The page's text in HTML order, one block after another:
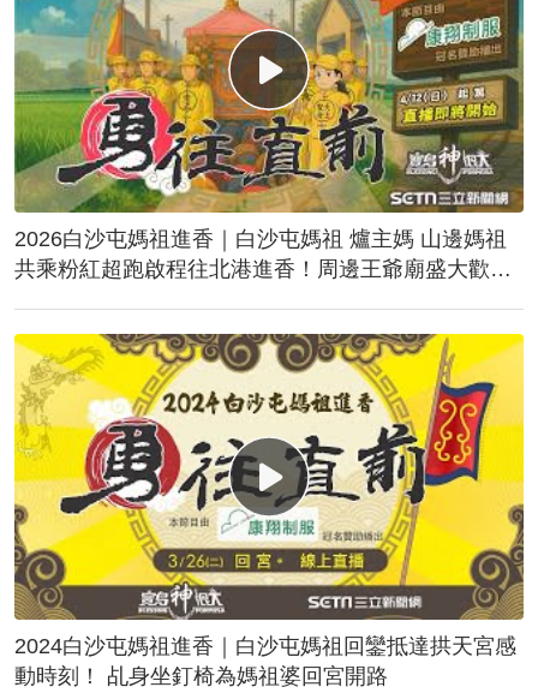
2026白沙屯媽祖進香｜白沙屯媽祖 爐主媽 山邊媽祖
共乘粉紅超跑啟程往北港進香！周邊王爺廟盛大歡
2024白沙屯媽祖進香｜白沙屯媽祖回鑾抵達拱天宮感
動時刻！ 乩身坐釘椅為媽祖婆回宮開路